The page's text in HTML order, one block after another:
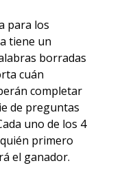
para los
tiene un
borradas
cuán
completar
de preguntas
uno de los 4
primero
el ganador.